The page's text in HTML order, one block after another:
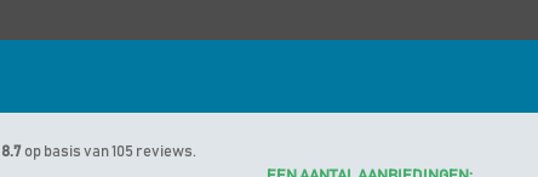
8.7 op basis van 105 reviews.